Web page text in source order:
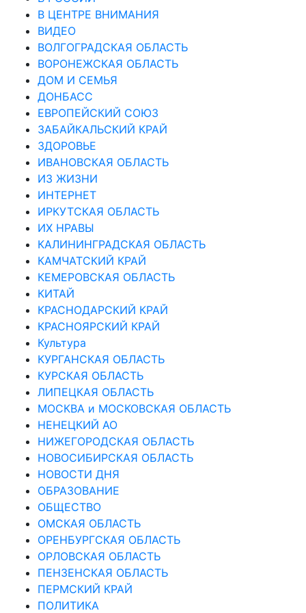
В ЦЕНТРЕ ВНИМАНИЯ
ВИДЕО
ВОЛГОГРАДСКАЯ ОБЛАСТЬ
ВОРОНЕЖСКАЯ ОБЛАСТЬ
ДОМ И СЕМЬЯ
ДОНБАСС
ЕВРОПЕЙСКИЙ СОЮЗ
ЗАБАЙКАЛЬСКИЙ КРАЙ
ЗДОРОВЬЕ
ИВАНОВСКАЯ ОБЛАСТЬ
ИЗ ЖИЗНИ
ИНТЕРНЕТ
ИРКУТСКАЯ ОБЛАСТЬ
ИХ НРАВЫ
КАЛИНИНГРАДCКАЯ ОБЛАСТЬ
КАМЧАТСКИЙ КРАЙ
КЕМЕРОВСКАЯ ОБЛАСТЬ
КИТАЙ
КРАСНОДАРСКИЙ КРАЙ
КРАСНОЯРСКИЙ КРАЙ
Культура
КУРГАНСКАЯ ОБЛАСТЬ
КУРСКАЯ ОБЛАСТЬ
ЛИПЕЦКАЯ ОБЛАСТЬ
МОСКВА и МОСКОВСКАЯ ОБЛАСТЬ
НЕНЕЦКИЙ АО
НИЖЕГОРОДСКАЯ ОБЛАСТЬ
НОВОСИБИРСКАЯ ОБЛАСТЬ
НОВОСТИ ДНЯ
ОБРАЗОВАНИЕ
ОБЩЕСТВО
ОМСКАЯ ОБЛАСТЬ
ОРЕНБУРГСКАЯ ОБЛАСТЬ
ОРЛОВСКАЯ ОБЛАСТЬ
ПЕНЗЕНСКАЯ ОБЛАСТЬ
ПЕРМСКИЙ КРАЙ
ПОЛИТИКА